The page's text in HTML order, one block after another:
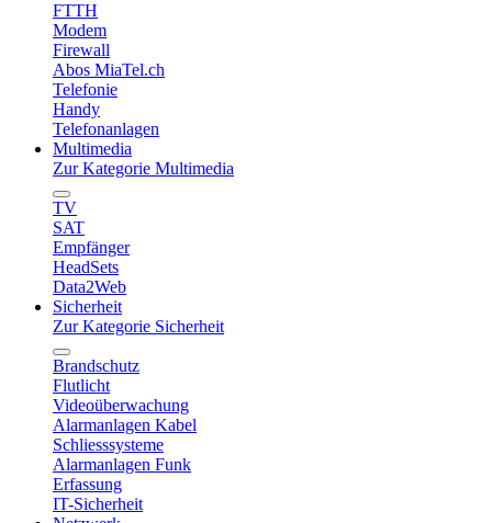
FTTH
Modem
Firewall
Abos MiaTel.ch
Telefonie
Handy
Telefonanlagen
Multimedia
Zur Kategorie Multimedia
TV
SAT
Empfänger
HeadSets
Data2Web
Sicherheit
Zur Kategorie Sicherheit
Brandschutz
Flutlicht
Videoüberwachung
Alarmanlagen Kabel
Schliesssysteme
Alarmanlagen Funk
Erfassung
IT-Sicherheit